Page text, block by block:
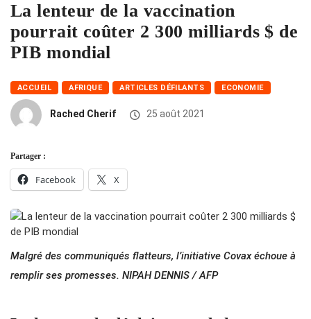
La lenteur de la vaccination
pourrait coûter 2 300 milliards $ de
PIB mondial
ACCUEIL AFRIQUE ARTICLES DÉFILANTS ECONOMIE
Rached Cherif 25 août 2021
Partager :
Facebook X
Malgré des communiqués flatteurs, l’initiative Covax échoue à
remplir ses promesses. NIPAH DENNIS / AFP